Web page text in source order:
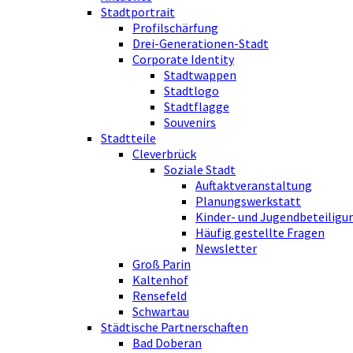
Stadtportrait
Profilschärfung
Drei-Generationen-Stadt
Corporate Identity
Stadtwappen
Stadtlogo
Stadtflagge
Souvenirs
Stadtteile
Cleverbrück
Soziale Stadt
Auftaktveranstaltung
Planungswerkstatt
Kinder- und
Häufig gestellte Fragen
Newsletter
Groß Parin
Kaltenhof
Rensefeld
Schwartau
Städtische Partnerschaften
Bad Doberan